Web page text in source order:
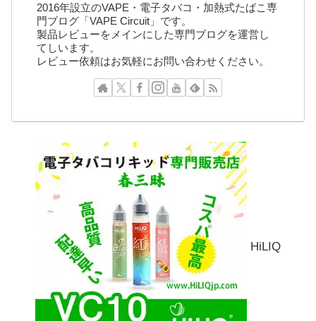
2016年設立のVAPE・電子タバコ・加熱式たばこ専
門ブログ「VAPE Circuit」です。
製品レビューをメインにした専門ブログを運営し
てしいます。
レビュー依頼はお気軽にお問い合わせください。
HiLIQ